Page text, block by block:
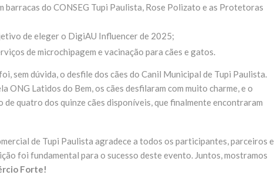
barracas do CONSEG Tupi Paulista, Rose Polizato e as Protetoras
de eleger o DigiAU Influencer de 2025;
de microchipagem e vacinação para cães e gatos.
sem dúvida, o desfile dos cães do Canil Municipal de Tupi Paulista.
ONG Latidos do Bem, os cães desfilaram com muito charme, e o
de quatro dos quinze cães disponíveis, que finalmente encontraram
de Tupi Paulista agradece a todos os participantes, parceiros e
foi fundamental para o sucesso deste evento. Juntos, mostramos
Forte!